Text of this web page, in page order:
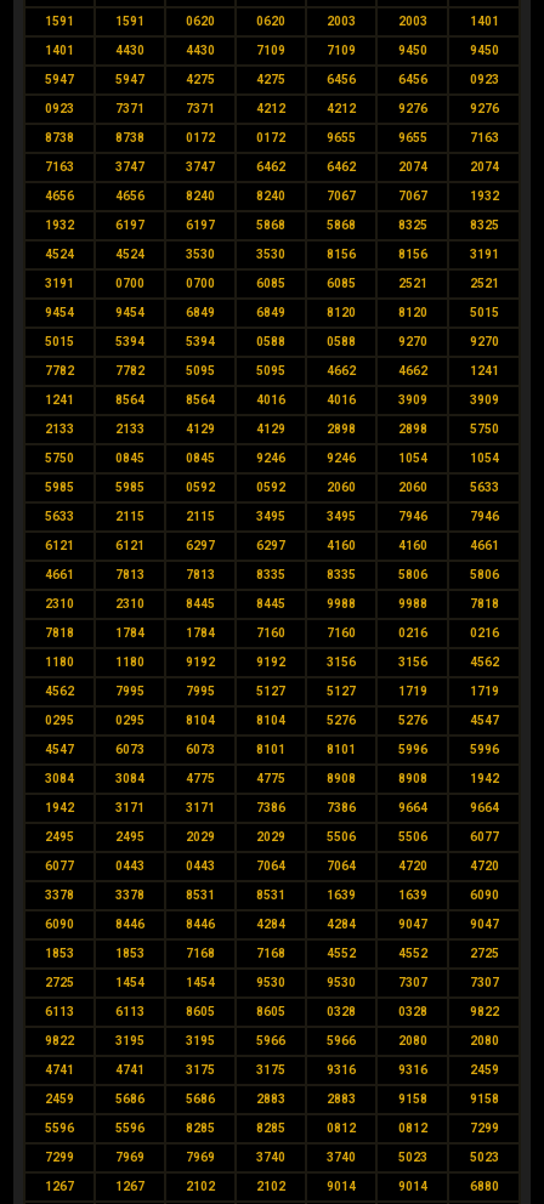
1591 1591 0620 0620 2003 2003 1401
1401 4430 4430 7109 7109 9450 9450
5947 5947 4275 4275 6456 6456 0923
0923 7371 7371 4212 4212 9276 9276
8738 8738 0172 0172 9655 9655 7163
7163 3747 3747 6462 6462 2074 2074
4656 4656 8240 8240 7067 7067 1932
1932 6197 6197 5868 5868 8325 8325
4524 4524 3530 3530 8156 8156 3191
3191 0700 0700 6085 6085 2521 2521
9454 9454 6849 6849 8120 8120 5015
5015 5394 5394 0588 0588 9270 9270
7782 7782 5095 5095 4662 4662 1241
1241 8564 8564 4016 4016 3909 3909
2133 2133 4129 4129 2898 2898 5750
5750 0845 0845 9246 9246 1054 1054
5985 5985 0592 0592 2060 2060 5633
5633 2115 2115 3495 3495 7946 7946
6121 6121 6297 6297 4160 4160 4661
4661 7813 7813 8335 8335 5806 5806
2310 2310 8445 8445 9988 9988 7818
7818 1784 1784 7160 7160 0216 0216
1180 1180 9192 9192 3156 3156 4562
4562 7995 7995 5127 5127 1719 1719
0295 0295 8104 8104 5276 5276 4547
4547 6073 6073 8101 8101 5996 5996
3084 3084 4775 4775 8908 8908 1942
1942 3171 3171 7386 7386 9664 9664
2495 2495 2029 2029 5506 5506 6077
6077 0443 0443 7064 7064 4720 4720
3378 3378 8531 8531 1639 1639 6090
6090 8446 8446 4284 4284 9047 9047
1853 1853 7168 7168 4552 4552 2725
2725 1454 1454 9530 9530 7307 7307
6113 6113 8605 8605 0328 0328 9822
9822 3195 3195 5966 5966 2080 2080
4741 4741 3175 3175 9316 9316 2459
2459 5686 5686 2883 2883 9158 9158
5596 5596 8285 8285 0812 0812 7299
7299 7969 7969 3740 3740 5023 5023
1267 1267 2102 2102 9014 9014 6880